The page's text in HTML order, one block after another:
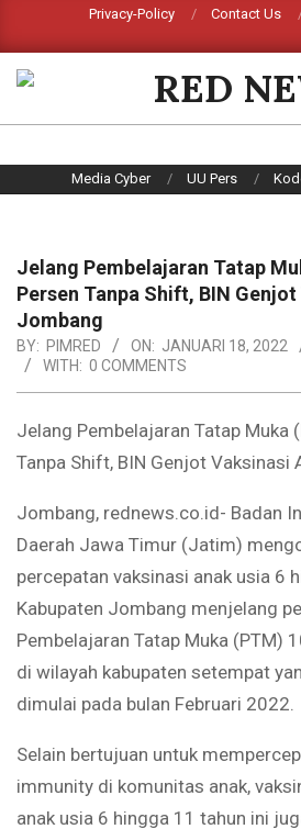
content
Privacy-Policy Contact Us
RED
NEWS
Media Cyber UU Pers
Jelang Pembelajaran Tatap
Persen Tanpa Shift, BIN
Jombang
BY: PIMRED ON: JANUARI 18, 2022
WITH: 0 COMMENTS
Jelang Pembelajaran Tatap Muka
Tanpa Shift, BIN Genjot Vaksinasi
Jombang, rednews.co.id- Badan
Daerah Jawa Timur (Jatim)
percepatan vaksinasi anak usia 6
Kabupaten Jombang menjelang
Pembelajaran Tatap Muka (PTM)
di wilayah kabupaten setempat
dimulai pada bulan Februari 2022.
Selain bertujuan untuk
immunity di komunitas anak,
anak usia 6 hingga 11 tahun ini